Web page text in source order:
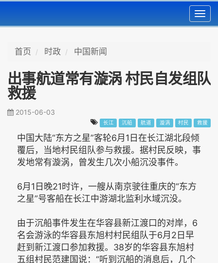
首页 时政 中国新闻
出事航道常有漩涡 村民自发组队
救援
2015-06-03
长江 沉船 航道 漩涡 村民 救援
中国大陆“东方之星”客轮6月1日在长江湖北段倾
覆后，当地村民组队参与救援。据村民反映，事
发地常有漩涡，曾发生几次小船沉没事件。
6月1日晚21时许，一艘从南京驶往重庆的“东方
之星”号客船在长江中游湖北监利水域沉没。
由于沉船事件发生在华容县新江渡口的对岸，6
名会游泳的华容县东旭村村民组队于6月2日早
赶到新江渡口参加救援。38岁的华容县东旭村
五组村民范建国说：“听到沉船的消息后，几个